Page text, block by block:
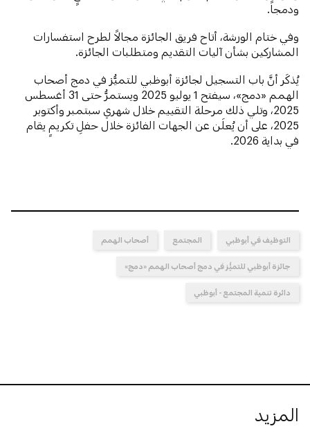
ودمجاً.
وفي ختام الورشة، أتاح فريق الجائزة مجالاً لطرح استفسارات
المشاركين بشأن آليات التقديم ومتطلبات الجائزة.
يُذكَر أنَّ باب التسجيل لجائزة أبوظبي للتميُّز في دمج أصحاب
الهمم «دمج»، سيفتح 1 يوليو 2025 ويستمرُّ حتى 31 أغسطس
2025، وتلي ذلك مرحلة التقييم خلال شهري سبتمبر وأكتوبر
2025، على أن يُعلَن عن الجهات الفائزة خلال حفلِ تكريمٍ يقام
في بداية 2026.
التوظيف في أبوظبي المجتمع أصحاب الهمم
جائزة أبوظبي للتميُّز في دمج أصحاب الهمم «دمج»
دائرة تنمية المجتمع - أبوظبي
المزيد